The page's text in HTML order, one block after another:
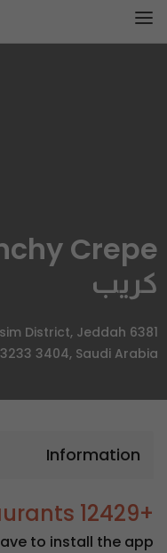
كريب
District, Jeddah
3404, Saudi Arabia
Information
+12429 Restaurants
to install the app.